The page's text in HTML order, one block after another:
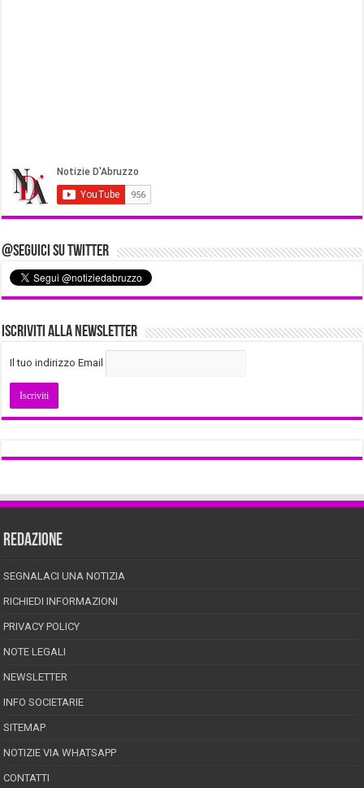
@Seguici su Twitter
Iscriviti alla Newsletter
Il tuo indirizzo Email
REDAZIONE
SEGNALACI UNA NOTIZIA
RICHIEDI INFORMAZIONI
PRIVACY POLICY
NOTE LEGALI
NEWSLETTER
INFO SOCIETARIE
SITEMAP
NOTIZIE VIA WHATSAPP
CONTATTI